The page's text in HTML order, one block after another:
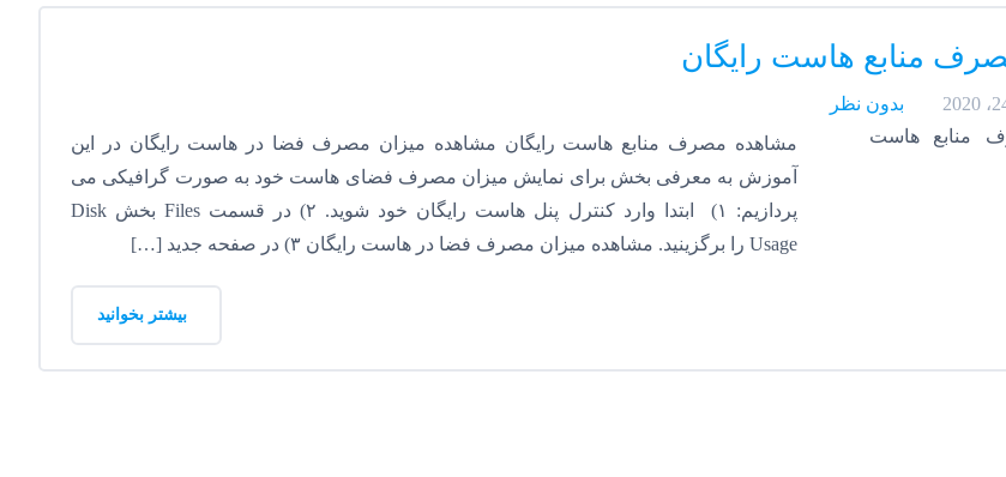
منابع هاست رایگان
بدون نظر
مشاهده مصرف منابع هاست رایگان مشاهده میزان مصرف فضا در هاست رایگان در این
آموزش به معرفی بخش برای نمایش میزان مصرف فضای هاست خود به صورت گرافیکی می
پردازیم: ۱) ابتدا وارد کنترل پنل هاست رایگان خود شوید. ۲) در قسمت Files بخش Disk
Usage را برگزینید. مشاهده میزان مصرف فضا در هاست رایگان ۳) در صفحه جدید […]
بیشتر بخوانید